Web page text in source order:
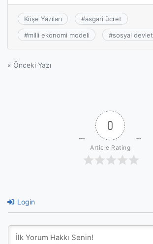
Köşe Yazıları #asgari ücret
#milli ekonomi modeli #sosyal devlet
Yazı
« Önceki Yazı
0
Article Rating
Login